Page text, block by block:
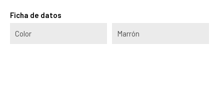
Ficha de datos
Color Marrón